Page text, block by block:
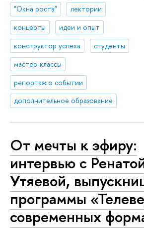
"Окна роста"
лектории
концерты
идеи и опыт
конструктор успеха
студенты
мастер-классы
репортаж о событии
дополнительное образование
От мечты к эфиру:
интервью с
Утяевой,
программы
современных